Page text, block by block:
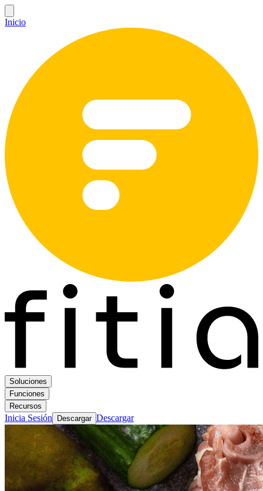
Inicio
Soluciones
Funciones
Recursos
Inicia Sesión Descargar Descargar